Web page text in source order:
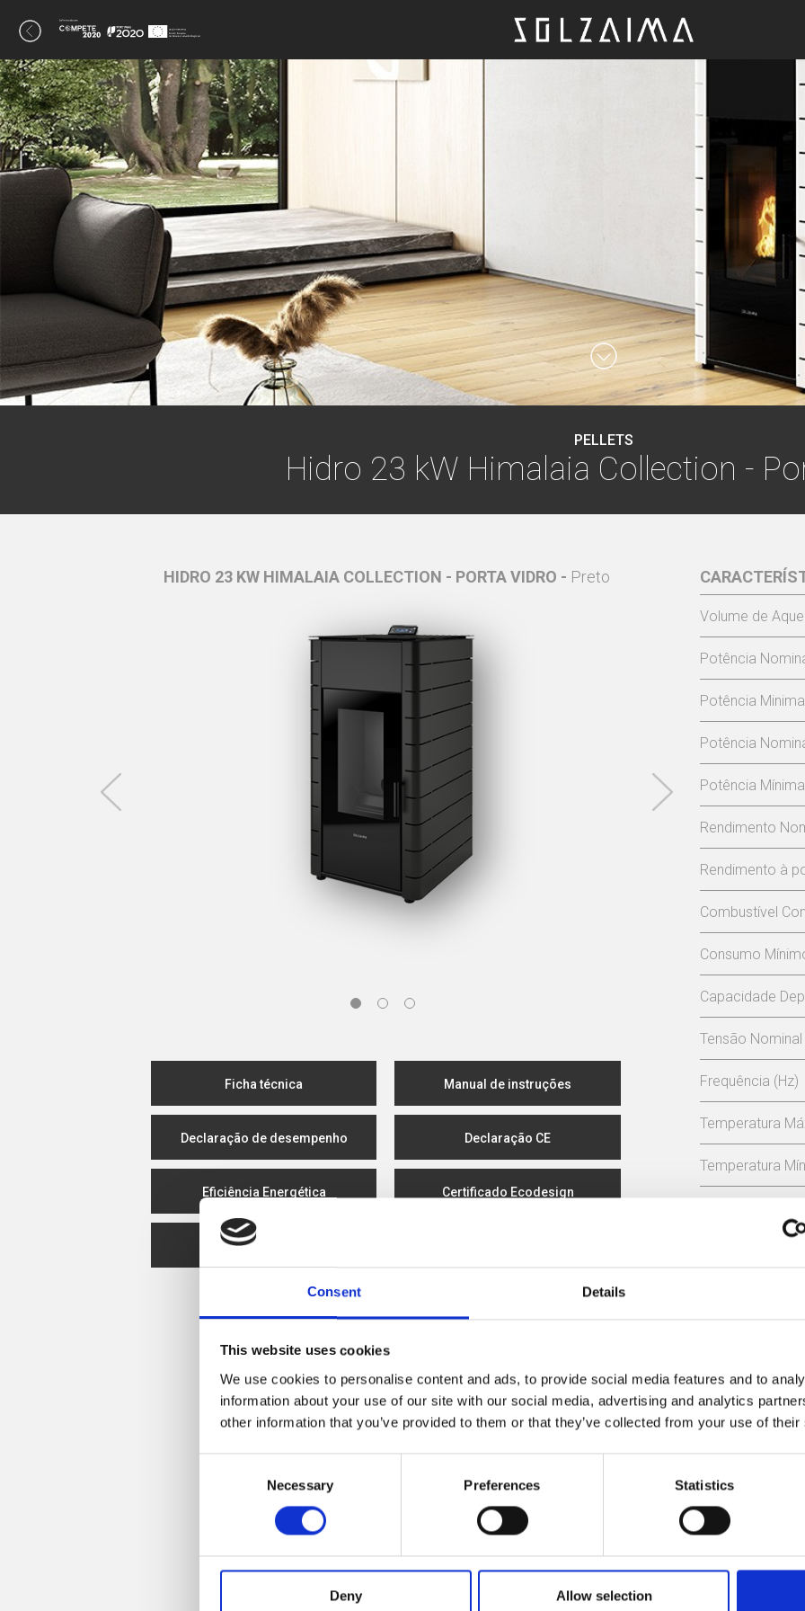
Consent Details
This website uses cookies
We use cookies to personalise content and ads, to provide social media features and to
information about your use of our site with our social media, advertising and analytics
other information that you’ve provided to them or that they’ve collected from your use of
Necessary Preferences Statistics
Deny Allow selection
PELLETS
Hidro 23 kW Himalaia Collection -
HIDRO 23 KW HIMALAIA COLLECTION - PORTA VIDRO - Preto
HIDRO 23 KW
Ficha técnica Manual de instruções
Declaração de desempenho Declaração CE
Eficiência Energética Certificado Ecodesign
Spare Parts
Volume de
Potência
Potência
Potência
Potência
Rendimento
Rendimento à
Combustível
Consumo
Capacidade
Tensão Nominal
Frequência (Hz)
Temperatura
Temperatura
Diámetro da
Nível Ruido
Autonomia Min/
CLASSE DE